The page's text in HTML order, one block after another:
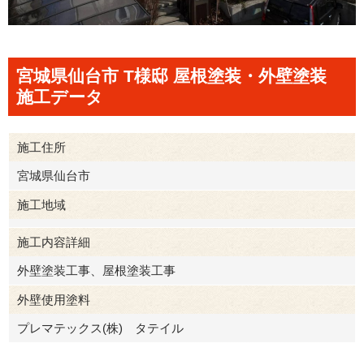
宮城県仙台市 T様邸 屋根塗装・外壁塗装
施工データ
施工住所
宮城県仙台市
施工地域
施工内容詳細
外壁塗装工事、屋根塗装工事
外壁使用塗料
プレマテックス(株) タテイル